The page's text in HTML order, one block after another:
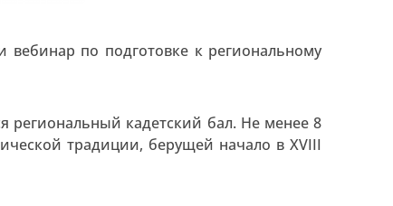
вебинар по подготовке к региональному
региональный кадетский бал. Не менее 8
традиции, берущей начало в XVIII